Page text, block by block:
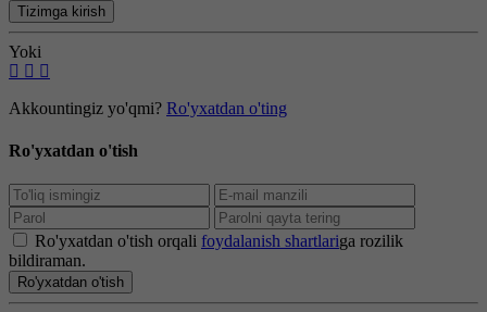
Tizimga kirish
Yoki
Akkountingiz yo'qmi? Ro'yxatdan o'ting
Ro'yxatdan o'tish
Ro'yxatdan o'tish orqali foydalanish shartlariga rozilik
bildiraman.
Ro'yxatdan o'tish